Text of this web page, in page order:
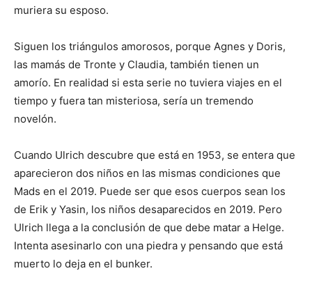
muriera su esposo.
Siguen los triángulos amorosos, porque Agnes y Doris,
las mamás de Tronte y Claudia, también tienen un
amorío. En realidad si esta serie no tuviera viajes en el
tiempo y fuera tan misteriosa, sería un tremendo
novelón.
Cuando Ulrich descubre que está en 1953, se entera que
aparecieron dos niños en las mismas condiciones que
Mads en el 2019. Puede ser que esos cuerpos sean los
de Erik y Yasin, los niños desaparecidos en 2019. Pero
Ulrich llega a la conclusión de que debe matar a Helge.
Intenta asesinarlo con una piedra y pensando que está
muerto lo deja en el bunker.